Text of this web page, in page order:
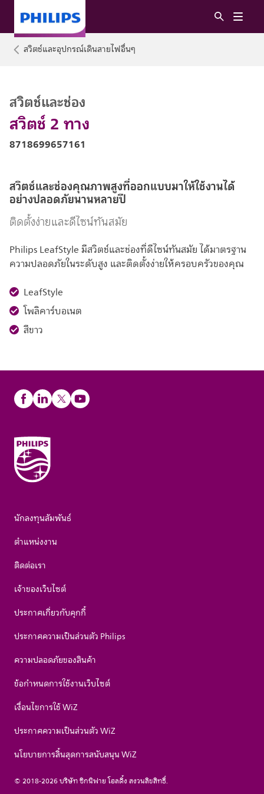
สวิตช์และอุปกรณ์เดินสายไฟอื่นๆ
สวิตช์ 2 ทาง
สวิตช์และช่อง
8718699657161
สวิตช์และช่องคุณภาพสูงที่ออกแบบมาให้ใช้งานได้
อย่างปลอดภัยนานหลายปี
ติดตั้งง่ายและดีไซน์ทันสมัย
Philips LeafStyle มีสวิตช์และช่องที่ดีไซน์ทันสมัย ได้มาตรฐาน
ความปลอดภัยในระดับสูง และติดตั้งง่ายให้ครอบครัวของคุณ
LeafStyle
โพลิคาร์บอเนต
สีขาว
นักลงทุนสัมพันธ์
ตำแหน่งงาน
ติดต่อเรา
เจ้าของเว็บไซต์
ประกาศเกี่ยวกับคุกกี้
ประกาศความเป็นส่วนตัว Philips
ความปลอดภัยของสินค้า
ข้อกำหนดการใช้งานเว็บไซต์
เงื่อนไขการใช้ WiZ
ประกาศความเป็นส่วนตัว WiZ
นโยบายการสิ้นสุดการสนับสนุน WiZ
© 2018-2026 บริษัท ซิกนิฟาย โฮลดิ้ง สงวนลิขสิทธิ์.